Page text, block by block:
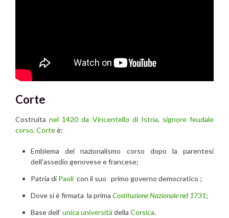
Corte
Costruitanel 1420 da Vincentello di Istria, signore feudale
corso, Corteè:
Emblema del nazionalismo corso dopo la parentesi
dell’assedio genovese e francese;
Patria di Paoli con il suo primo governo democratico ;
Dove si è firmata la prima Costituzione Nazionale nel 1731;
Base dell’ unica università della Corsica.